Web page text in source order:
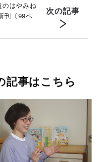
はやみね
刊〔99ペ
次の記事
記事はこちら